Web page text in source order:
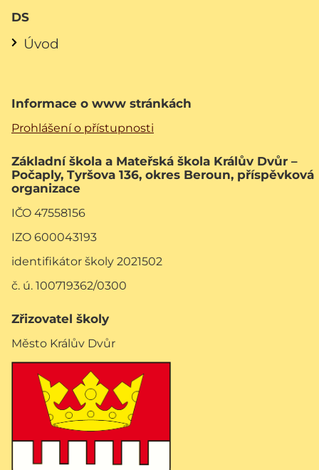
DS
Úvod
Informace o www stránkách
Prohlášení o přístupnosti
Základní škola a Mateřská škola Králův Dvůr –
Počaply, Tyršova 136, okres Beroun, příspěvková
organizace
IČO 47558156
IZO 600043193
identifikátor školy 2021502
č. ú. 100719362/0300
Zřizovatel školy
Město Králův Dvůr